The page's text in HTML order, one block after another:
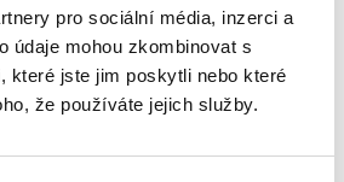
pro sociální média, inzerci a
údaje mohou zkombinovat s
které jste jim poskytli nebo které
že používáte jejich služby.